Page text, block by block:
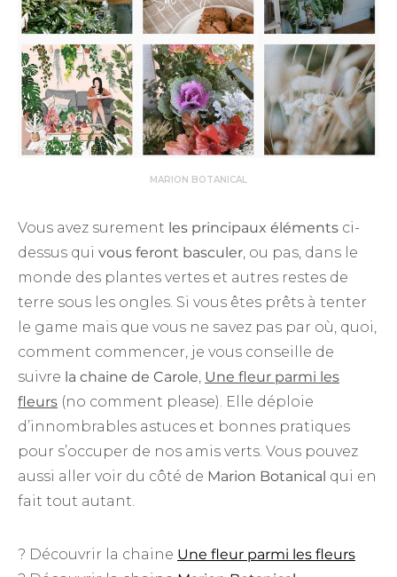
MARION BOTANICAL
Vous avez surement les principaux éléments ci-
dessus qui vous feront basculer, ou pas, dans le
monde des plantes vertes et autres restes de
terre sous les ongles. Si vous êtes prêts à tenter
le game mais que vous ne savez pas par où, quoi,
comment commencer, je vous conseille de
suivre la chaine de Carole, Une fleur parmi les
fleurs (no comment please). Elle déploie
d’innombrables astuces et bonnes pratiques
pour s’occuper de nos amis verts. Vous pouvez
aussi aller voir du côté de Marion Botanical qui en
fait tout autant.
? Découvrir la chaine Une fleur parmi les fleurs